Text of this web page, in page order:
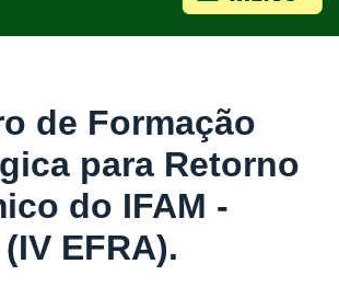
de Formação
para Retorno
do IFAM -
EFRA).